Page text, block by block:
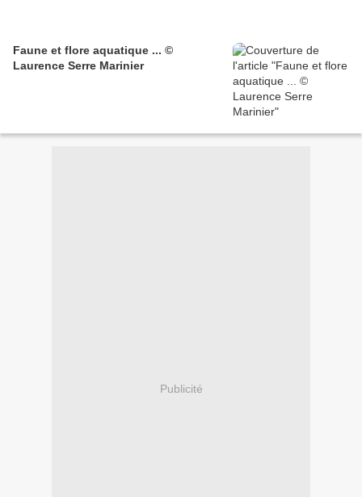
Faune et flore aquatique ... ©
Laurence Serre Marinier
Publicité